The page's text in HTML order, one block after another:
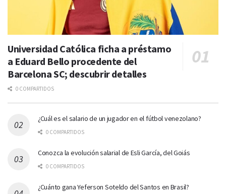
Universidad Católica ficha a préstamo
a Eduard Bello procedente del
Barcelona SC; descubrir detalles
0 COMPARTIDOS
¿Cuál es el salario de un jugador en el fútbol venezolano?
0 COMPARTIDOS
Conozca la evolución salarial de Esli García, del Goiás
0 COMPARTIDOS
¿Cuánto gana Yeferson Soteldo del Santos en Brasil?